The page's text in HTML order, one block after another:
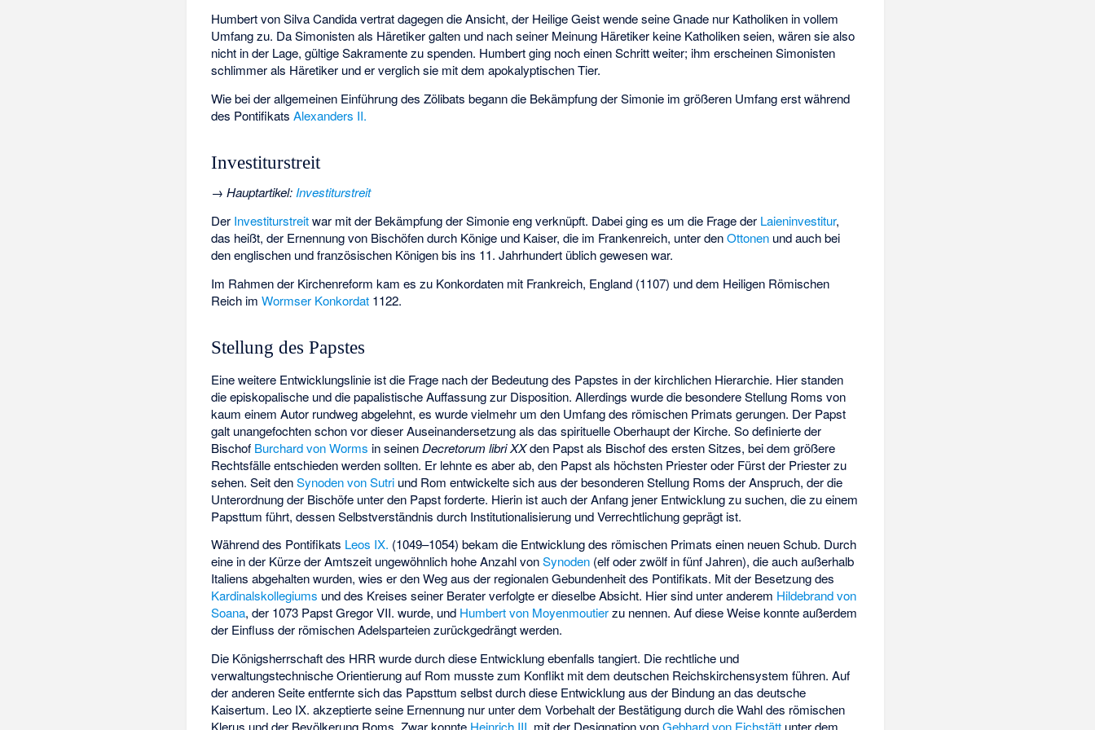
Humbert von Silva Candida vertrat dagegen die Ansicht, der Heilige Geist wende seine Gnade nur Katholiken in vollem
Umfang zu. Da Simonisten als Häretiker galten und nach seiner Meinung Häretiker keine Katholiken seien, wären sie also
nicht in der Lage, gültige Sakramente zu spenden. Humbert ging noch einen Schritt weiter; ihm erscheinen Simonisten
schlimmer als Häretiker und er verglich sie mit dem apokalyptischen Tier.
Wie bei der allgemeinen Einführung des Zölibats begann die Bekämpfung der Simonie im größeren Umfang erst während
des PontifikatsAlexanders II.
Investiturstreit
→Hauptartikel:Investiturstreit
Der Investiturstreitwar mit der Bekämpfung der Simonie eng verknüpft. Dabei ging es um die Frage der Laieninvestitur,
das heißt, der Ernennung von Bischöfen durch Könige und Kaiser, die im Frankenreich, unter denOttonen und auch bei
den englischen und französischen Königen bis ins 11. Jahrhundert üblich gewesen war.
Im Rahmen der Kirchenreform kam es zu Konkordaten mit Frankreich, England (1107) und dem Heiligen Römischen
Reich imWormser Konkordat 1122.
Stellung des Papstes
Eine weitere Entwicklungslinie ist die Frage nach der Bedeutung des Papstes in der kirchlichen Hierarchie. Hier standen
die episkopalische und die papalistische Auffassung zur Disposition. Allerdings wurde die besondere Stellung Roms von
kaum einem Autor rundweg abgelehnt, es wurde vielmehr um den Umfang des römischen Primats gerungen. Der Papst
galt unangefochten schon vor dieser Auseinandersetzung als das spirituelle Oberhaupt der Kirche. So definierte der
Bischof Burchard von Worms in seinenDecretorum libri XXden Papst als Bischof des ersten Sitzes, bei dem größere
Rechtsfälle entschieden werden sollten. Er lehnte es aber ab, den Papst als höchsten Priester oder Fürst der Priester zu
sehen. Seit denSynoden von Sutri und Rom entwickelte sich aus der besonderen Stellung Roms der Anspruch, der die
Unterordnung der Bischöfe unter den Papst forderte. Hierin ist auch der Anfang jener Entwicklung zu suchen, die zu einem
Papsttum führt, dessen Selbstverständnis durch Institutionalisierung und Verrechtlichung geprägt ist.
Während des Pontifikats Leos IX. (1049–1054) bekam die Entwicklung des römischen Primats einen neuen Schub. Durch
eine in der Kürze der Amtszeit ungewöhnlich hohe Anzahl vonSynoden (elf oder zwölf in fünf Jahren), die auch außerhalb
Italiens abgehalten wurden, wies er den Weg aus der regionalen Gebundenheit des Pontifikats. Mit der Besetzung des
Kardinalskollegiums und des Kreises seiner Berater verfolgte er dieselbe Absicht. Hier sind unter anderem Hildebrand von
Soana, der 1073 Papst Gregor VII. wurde, und Humbert von Moyenmoutierzu nennen. Auf diese Weise konnte außerdem
der Einfluss der römischen Adelsparteien zurückgedrängt werden.
Die Königsherrschaft des HRR wurde durch diese Entwicklung ebenfalls tangiert. Die rechtliche und
verwaltungstechnische Orientierung auf Rom musste zum Konflikt mit dem deutschen Reichskirchensystem führen. Auf
der anderen Seite entfernte sich das Papsttum selbst durch diese Entwicklung aus der Bindung an das deutsche
Kaisertum. Leo IX. akzeptierte seine Ernennung nur unter dem Vorbehalt der Bestätigung durch die Wahl des römischen
Klerus und der Bevölkerung Roms. Zwar konnte Heinrich III. mit der Designation vonGebhard von Eichstätt unter dem